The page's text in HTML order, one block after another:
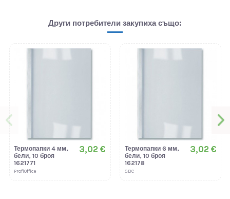
Други потребители закупиха също:
Термопапки 4 мм,
бели, 10 броя
1621771
ProfiOffice
3,02 €
Термопапки 6 мм,
бели, 10 броя
162178
GBC
3,02 €